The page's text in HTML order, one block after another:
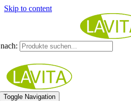
Skip to content
Toggle Navigation